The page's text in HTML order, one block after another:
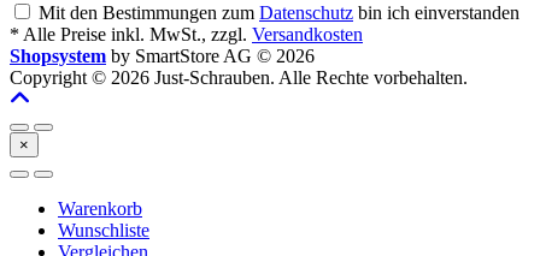
Mit den Bestimmungen zum Datenschutz bin ich einverstanden
* Alle Preise inkl. MwSt., zzgl. Versandkosten
Shopsystem by SmartStore AG © 2026
Copyright © 2026 Just-Schrauben. Alle Rechte vorbehalten.
×
Warenkorb
Wunschliste
Vergleichen